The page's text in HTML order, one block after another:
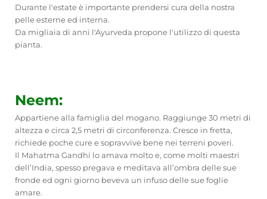
Durante l'estate è importante prendersi cura della nostra
pelle esterne ed interna.
Da migliaia di anni l'Ayurveda propone l'utilizzo di questa
pianta.
Neem:
Appartiene alla famiglia del mogano. Raggiunge 30 metri di
altezza e circa 2,5 metri di circonferenza. Cresce in fretta,
richiede poche cure e sopravvive bene nei terreni poveri.
Il Mahatma Gandhi lo amava molto e, come molti maestri
dell’India, spesso pregava e meditava all’ombra delle sue
fronde ed ogni giorno beveva un infuso delle sue foglie
amare.